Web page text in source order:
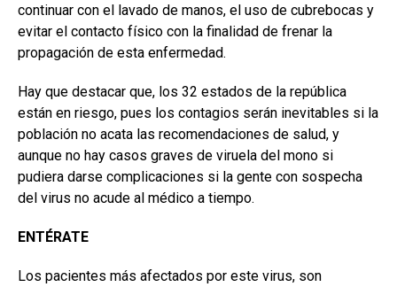
continuar con el lavado de manos, el uso de cubrebocas y
evitar el contacto físico con la finalidad de frenar la
propagación de esta enfermedad.
Hay que destacar que, los 32 estados de la república
están en riesgo, pues los contagios serán inevitables si la
población no acata las recomendaciones de salud, y
aunque no hay casos graves de viruela del mono si
pudiera darse complicaciones si la gente con sospecha
del virus no acude al médico a tiempo.
ENTÉRATE
Los pacientes más afectados por este virus, son